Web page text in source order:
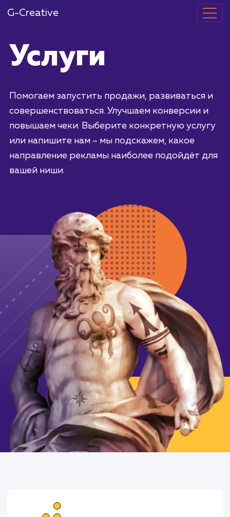
G-Creative
Услуги
Помогаем запустить продажи, развиваться
совершенствоваться. Улучшаем конверсии
повышаем чеки. Выберите конкретную
или напишите нам – мы подскажем, какое
направление рекламы наиболее подойдёт